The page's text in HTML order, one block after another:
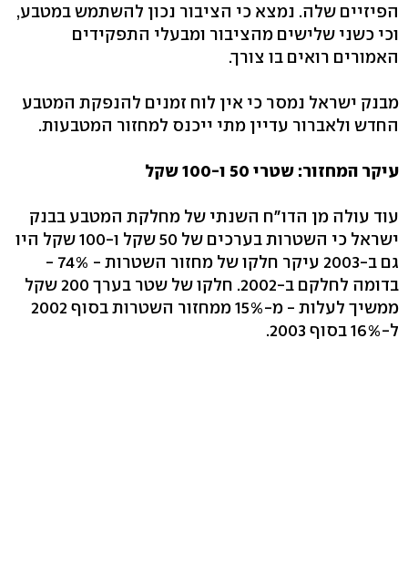
הפיזיים שלה. נמצא כי הציבור נכון להשתמש במטבע,
וכי כשני שלישים מהציבור ומבעלי התפקידים
האמורים רואים בו צורך.
מבנק ישראל נמסר כי אין לוח זמנים להנפקת המטבע
החדש ולאברור עדיין מתי ייכנס למחזור המטבעות.
עיקר המחזור: שטרי 50 ו-100 שקל
עוד עולה מן הדו"ח השנתי של מחלקת המטבע בבנק
ישראל כי השטרות בערכים של 50 שקל ו-100 שקל היו
גם ב-2003 עיקר חלקו של מחזור השטרות - 74% -
בדומה לחלקם ב-2002. חלקו של שטר בערך 200 שקל
ממשיך לעלות - מ-15% ממחזור השטרות בסוף 2002
ל-16% בסוף 2003.